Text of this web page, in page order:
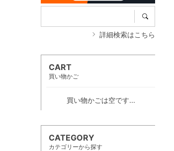
詳細検索はこちら
CART
買い物かご
買い物かごは空です...
CATEGORY
カテゴリーから探す